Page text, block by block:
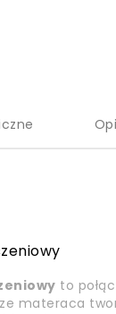
to
materaca